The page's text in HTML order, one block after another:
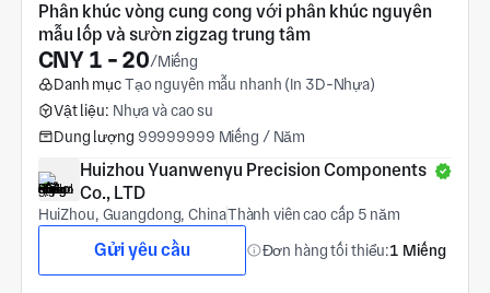
Phân khúc vòng cung cong với phân khúc nguyên
mẫu lốp và sườn zigzag trung tâm
CNY 1 - 20/Miếng
Danh mụcTạo nguyên mẫu nhanh (In 3D-Nhựa)
Vật liệu: Nhựa và cao su
Dung lượng 99999999 Miếng / Năm
Huizhou Yuanwenyu Precision Components
Co., LTD
HuiZhou, Guangdong, ChinaThành viên cao cấp 5 năm
Gửi yêu cầu Đơn hàng tối thiểu:1 Miếng